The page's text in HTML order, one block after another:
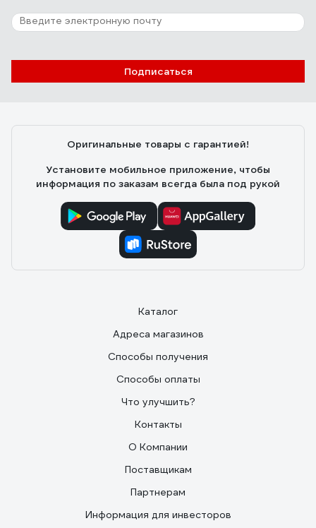
Подписаться
Оригинальные товары с гарантией!
Установите мобильное приложение, чтобы
информация по заказам всегда была под рукой
Каталог
Адреса магазинов
Способы получения
Способы оплаты
Что улучшить?
Контакты
О Компании
Поставщикам
Партнерам
Информация для инвесторов